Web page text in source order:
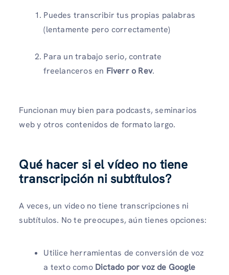
Puedes transcribir tus propias palabras
(lentamente pero correctamente)
Para un trabajo serio, contrate
freelanceros en Fiverr o Rev.
Funcionan muy bien para podcasts, seminarios
web y otros contenidos de formato largo.
Qué hacer si el vídeo no tiene
transcripción ni subtítulos?
A veces, un video no tiene transcripciones ni
subtítulos. No te preocupes, aún tienes opciones:
Utilice herramientas de conversión de voz
a texto como Dictado por voz de Google